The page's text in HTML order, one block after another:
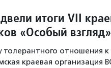
итоги VII
«Особый взгляд»
толерантного отношения
краевая организация